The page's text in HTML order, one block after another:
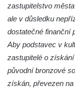
Socha Vlčice s
Socha Rys
Socha Orlice v
Socha
zastupitelstvo
ale v důsledku
dostatečné finanční
Aby podstavec v
zastupitelé o
původní bronzové
získán, převezen